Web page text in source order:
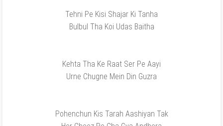
Tehni Pe Kisi Shajar Ki Tanha
Bulbul Tha Koi Udas Baitha
Kehta Tha Ke Raat Ser Pe Aayi
Urne Chugne Mein Din Guzra
Pohenchun Kis Tarah Aashiyan Tak